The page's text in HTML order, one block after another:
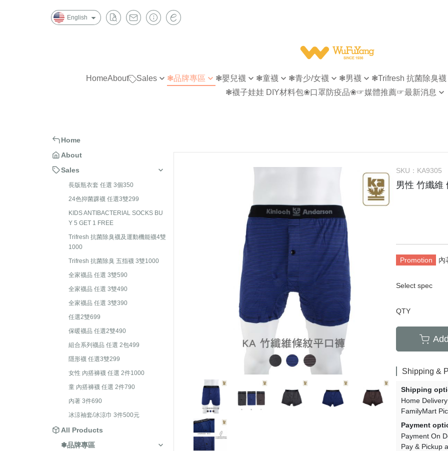
English
HomeAbout Sales
1000
全家襪品 任選 3雙590
全家襪品 任選 3雙490
任選2雙699
保暖襪品 任選2雙490
組合系列襪品 任選 2包499
隱形襪 任選3雙299
女性 內搭褲襪 任選 2件1000
內著 3件690
冰涼袖套/冰涼巾 3件500元
❃品牌專區 ❃嬰兒襪 ❃童襪
褲襪/內搭褲
保暖襪系列
童襪禮盒
❃青少/女襪
短襪
五趾襪
膝上襪
運動機能襪
褲襪/內搭褲
健康加壓襪
保暖襪系列
❃男襪
短襪
五趾襪
加大碼
特殊機能襪
保暖襪系列
紳士襪禮盒
❃Trifresh 抗菌除臭襪
❃襪子娃娃 DIY材料包❀口罩防疫品❀☞媒體推薦☞最新消息
Home
About
Sales
長版瓶衣套 任選 3個350
24色抑菌踝襪 任選3雙299
KIDS ANTIBACTERIAL SOCKS BU
Y 5 GET 1 FREE
Trifresh 抗菌除臭襪及運動機能襪4雙
1000
Trifresh 抗菌除臭 五指襪 3雙1000
全家襪品 任選 3雙590
全家襪品 任選 3雙490
全家襪品 任選 3雙390
任選2雙699
保暖襪品 任選2雙490
組合系列襪品 任選 2包499
隱形襪 任選3雙299
女性 內搭褲襪 任選 2件1000
童 內搭褲襪 任選 2件790
內著 3件690
冰涼袖套/冰涼巾 3件500元
All Products
❃品牌專區
SKU： KA9305
男性 竹纖維
Promotion 內
Select spec
QTY
Shipping &
Shipping
Home Delivery
FamilyMart
Payment
Payment On
Pay & Pickup